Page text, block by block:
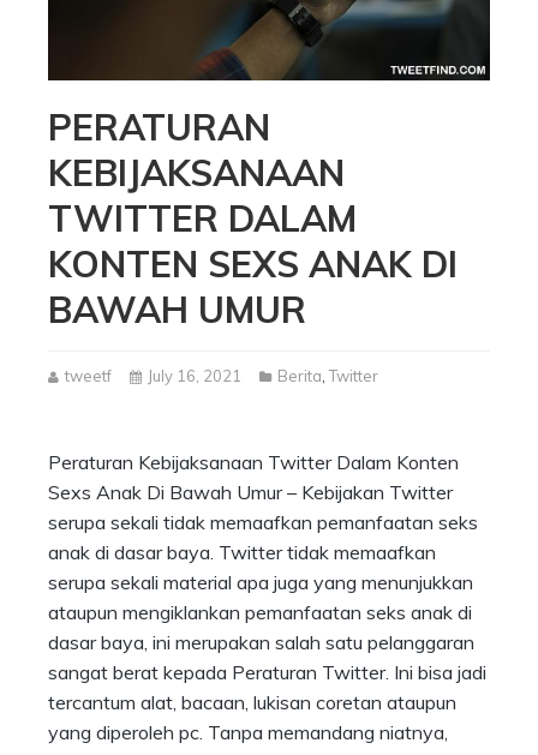
PERATURAN
KEBIJAKSANAAN
TWITTER DALAM
KONTEN SEXS ANAK DI
BAWAH UMUR
tweetf July 16, 2021 Berita ,Twitter
Peraturan Kebijaksanaan Twitter Dalam Konten
Sexs Anak Di Bawah Umur – Kebijakan Twitter
serupa sekali tidak memaafkan pemanfaatan seks
anak di dasar baya. Twitter tidak memaafkan
serupa sekali material apa juga yang menunjukkan
ataupun mengiklankan pemanfaatan seks anak di
dasar baya, ini merupakan salah satu pelanggaran
sangat berat kepada Peraturan Twitter. Ini bisa jadi
tercantum alat, bacaan, lukisan coretan ataupun
yang diperoleh pc. Tanpa memandang niatnya,